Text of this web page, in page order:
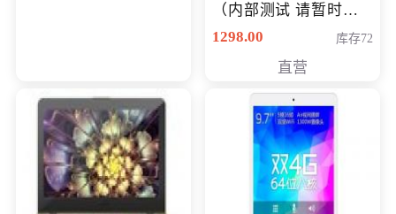
（内部测试 请暂时不要
购买）
1298.00 库存72
直营